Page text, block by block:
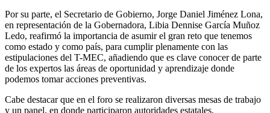
Por su parte, el Secretario de Gobierno, Jorge Daniel Jiménez Lona,
en representación de la Gobernadora, Libia Dennise García Muñoz
Ledo, reafirmó la importancia de asumir el gran reto que tenemos
como estado y como país, para cumplir plenamente con las
estipulaciones del T-MEC, añadiendo que es clave conocer de parte
de los expertos las áreas de oportunidad y aprendizaje donde
podemos tomar acciones preventivas.
Cabe destacar que en el foro se realizaron diversas mesas de trabajo
y un panel, en donde participaron autoridades estatales,